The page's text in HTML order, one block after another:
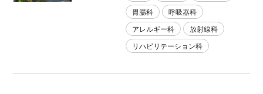
胃腸科
呼吸器科
アレルギー科
放射線科
リハビリテーション科